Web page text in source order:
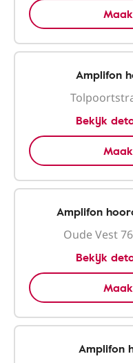
Amplifon
Bekijk
Amplifon
Oude Vest
Bekijk
Amplifon